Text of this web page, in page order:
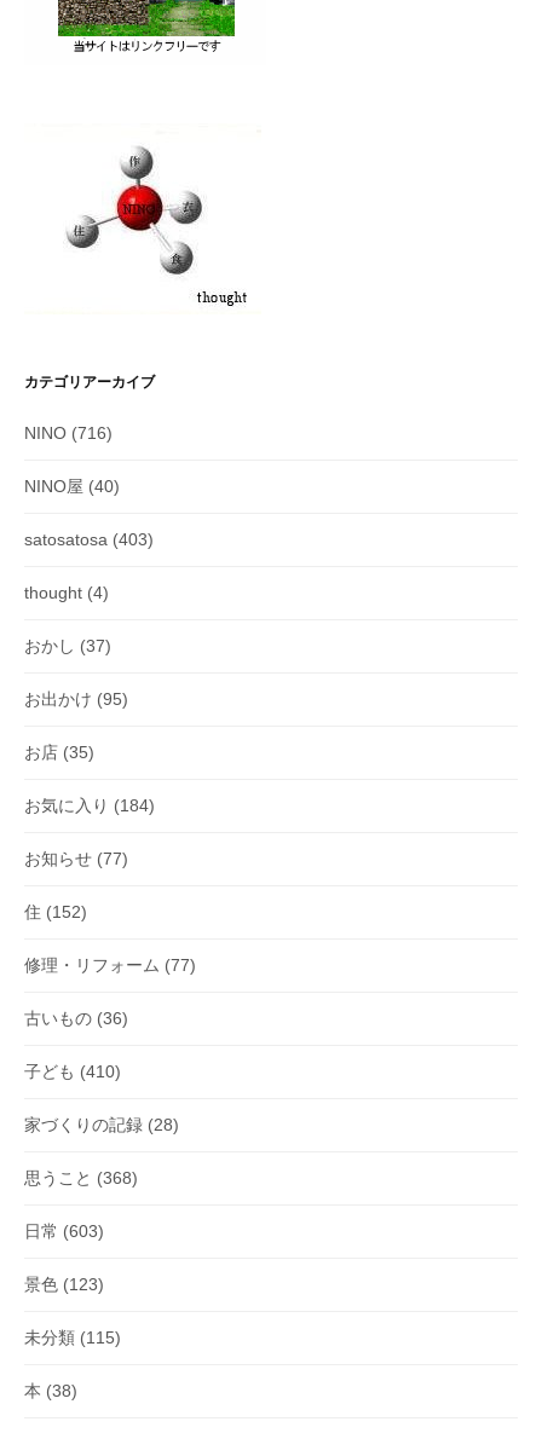
カテゴリアーカイブ
NINO (716)
NINO屋 (40)
satosatosa (403)
thought (4)
おかし (37)
お出かけ (95)
お店 (35)
お気に入り (184)
お知らせ (77)
住 (152)
修理・リフォーム (77)
古いもの (36)
子ども (410)
家づくりの記録 (28)
思うこと (368)
日常 (603)
景色 (123)
未分類 (115)
本 (38)